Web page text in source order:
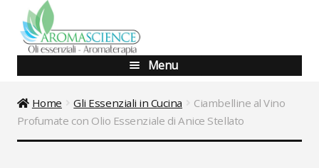
Vai
alla
navigazione
Vai
al
contenuto
Menu
Home Gli Essenziali in Cucina
Ciambelline al Vino
Profumate con Olio Essenziale di Anice Stellato